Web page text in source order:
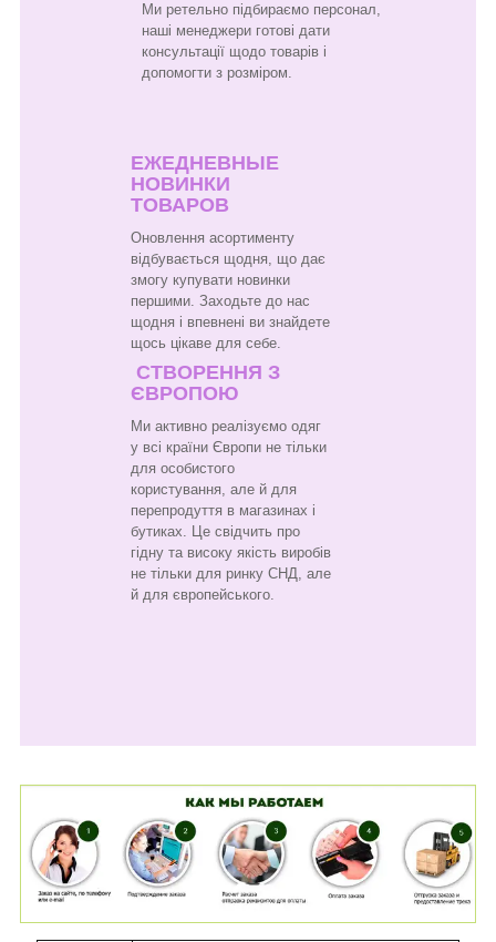
Ми ретельно підбираємо персонал,
наші менеджери готові дати
консультації щодо товарів і
допомогти з розміром.
ЕЖЕДНЕВНЫЕ
НОВИНКИ
ТОВАРОВ
Оновлення асортименту
відбувається щодня, що дає
змогу купувати новинки
першими. Заходьте до нас
щодня і впевнені ви знайдете
щось цікаве для себе.
СТВОРЕННЯ З
ЄВРОПОЮ
Ми активно реалізуємо одяг
у всі країни Європи не тільки
для особистого
користування, але й для
перепродуття в магазинах і
бутиках. Це свідчить про
гідну та високу якість виробів
не тільки для ринку СНД, але
й для європейського.